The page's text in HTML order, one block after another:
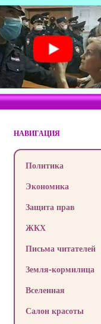
НАВИГАЦИЯ
Политика
Экономика
Защита прав
ЖКХ
Письма читателей
Земля-кормилица
Вселенная
Салон красоты